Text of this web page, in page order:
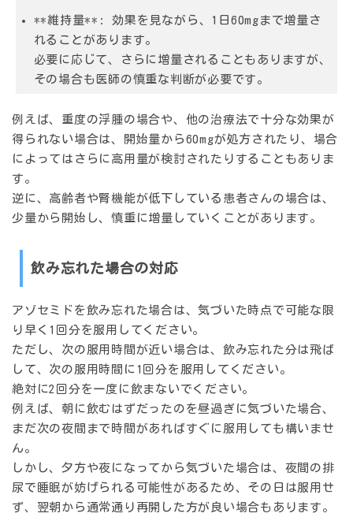
**維持量**: 効果を見ながら、1日60mgまで増量さ
れることがあります。
必要に応じて、さらに増量されることもありますが、
その場合も医師の慎重な判断が必要です。
例えば、重度の浮腫の場合や、他の治療法で十分な効果が
得られない場合は、開始量から60mgが処方されたり、場合
によってはさらに高用量が検討されたりすることもありま
す。
逆に、高齢者や腎機能が低下している患者さんの場合は、
少量から開始し、慎重に増量していくことがあります。
飲み忘れた場合の対応
アゾセミドを飲み忘れた場合は、気づいた時点で可能な限
り早く1回分を服用してください。
ただし、次の服用時間が近い場合は、飲み忘れた分は飛ば
して、次の服用時間に1回分を服用してください。
絶対に2回分を一度に飲まないでください。
例えば、朝に飲むはずだったのを昼過ぎに気づいた場合、
まだ次の夜間まで時間があればすぐに服用しても構いませ
ん。
しかし、夕方や夜になってから気づいた場合は、夜間の排
尿で睡眠が妨げられる可能性があるため、その日は服用せ
ず、翌朝から通常通り再開した方が良い場合もあります。